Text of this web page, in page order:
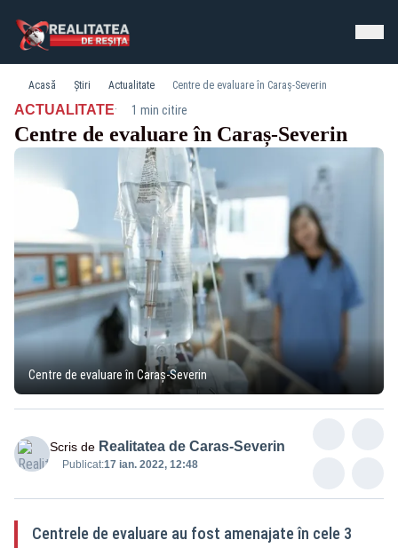
Acasă Știri Actualitate Centre de evaluare în Caraș-Severin
ACTUALITATE· 1 min citire
Centre de evaluare în Caraș-Severin
Centre de evaluare în Caraș-Severin
Scris de Realitatea de Caras-Severin
Publicat:17 ian. 2022, 12:48
Centrele de evaluare au fost amenajate în cele 3